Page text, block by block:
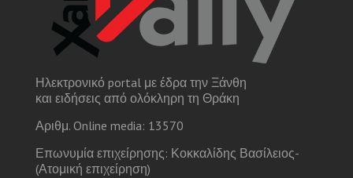
Ηλεκτρονικό portal με έδρα την Ξάνθη
και ειδήσεις από ολόκληρη τη Θράκη
Αριθμ. Online media: 13570
Επωνυμία επιχείρησης: Κοκκαλίδης Βασίλειος-
(Ατομική επιχείρηση)